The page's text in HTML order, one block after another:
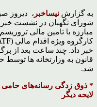
به گزارش نیساخبر ، دیروز
شورای نگهبان در نشست خبری
مبارزه با تامین مالی
خبر داد. چند ساعت بعد از
قانون به وزارتخانه ها
شد.
* ذوق زدگی رسانه‌های
لایحه دیگر